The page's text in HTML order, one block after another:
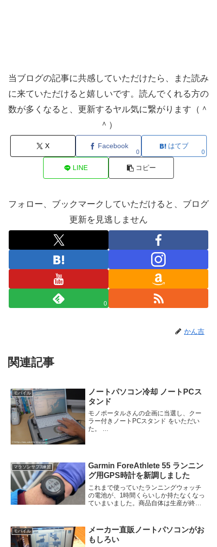
当ブログの記事に共感していただけたら、また読み
に来ていただけると嬉しいです。読んでくれる方の
数が多くなると、更新するヤル気に繋がります（＾
＾）
X Facebook
0
はてブ
0
LINE コピー
フォロー、ブックマークしていただけると、ブログ
更新を見逃しません
0
かん吉
関連記事
モバイル
ノートパソコン冷却 ノートPCス
タンド
モノポータルさんの企画に当選し、クー
ラー付きノートPCスタンド をいただい
た。 ...
マラソンサブ3練習
Garmin ForeAthlete 55 ランニン
グ用GPS時計を新調しました
これまで使っていたランニングウォッチ
の電池が、1時間くらいしか持たなくなっ
ていまいました。商品自体は生産が終了
いう結論になりました。なじみのある
Garmin(ガーミン...
モバイル
メーカー直販ノートパソコンがお
もしろい